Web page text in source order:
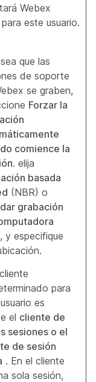
Webex
este usuario.
que las
de soporte
se graben,
Forzar la
comience la
. elija
basada
(NBR) o
grabación
, y especifique
para
es
el cliente de
sesiones o el
de sesión
. En el cliente
sola sesión,